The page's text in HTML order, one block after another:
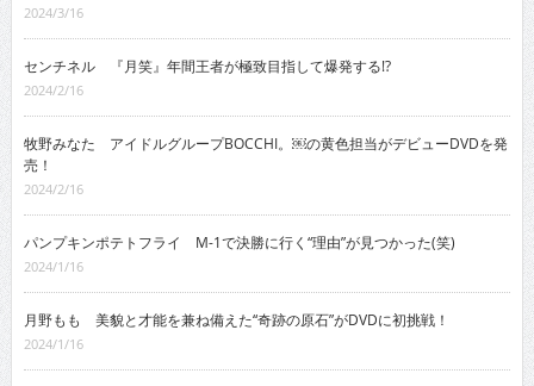
2024/3/16
センチネル 『月笑』年間王者が極致目指して爆発する!?
2024/2/16
牧野みなた アイドルグループBOCCHI。￼の黄色担当がデビューDVDを発
売！
2024/2/16
パンプキンポテトフライ M-1で決勝に行く“理由”が見つかった(笑)
2024/1/16
月野もも 美貌と才能を兼ね備えた“奇跡の原石”がDVDに初挑戦！
2024/1/16